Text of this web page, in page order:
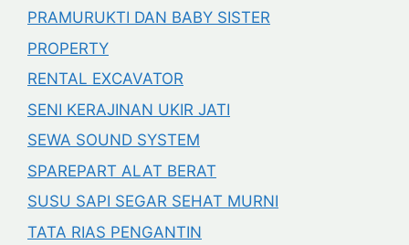
PRAMURUKTI DAN BABY SISTER
PROPERTY
RENTAL EXCAVATOR
SENI KERAJINAN UKIR JATI
SEWA SOUND SYSTEM
SPAREPART ALAT BERAT
SUSU SAPI SEGAR SEHAT MURNI
TATA RIAS PENGANTIN